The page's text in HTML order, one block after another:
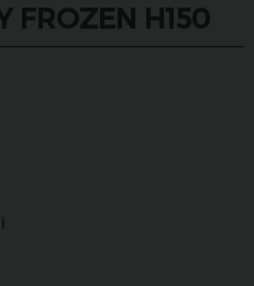
FROZEN H150